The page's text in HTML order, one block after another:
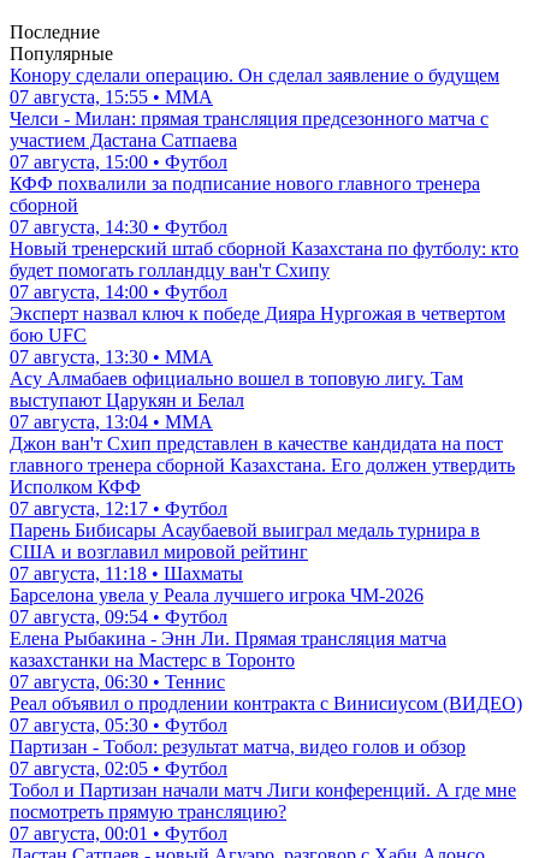
Последние
Популярные
Конору сделали операцию. Он сделал заявление о будущем
07 августа, 15:55 • ММА
Челси - Милан: прямая трансляция предсезонного матча с
участием Дастана Сатпаева
07 августа, 15:00 • Футбол
КФФ похвалили за подписание нового главного тренера
сборной
07 августа, 14:30 • Футбол
Новый тренерский штаб сборной Казахстана по футболу: кто
будет помогать голландцу ван'т Схипу
07 августа, 14:00 • Футбол
Эксперт назвал ключ к победе Дияра Нургожая в четвертом
бою UFC
07 августа, 13:30 • ММА
Асу Алмабаев официально вошел в топовую лигу. Там
выступают Царукян и Белал
07 августа, 13:04 • ММА
Джон ван'т Схип представлен в качестве кандидата на пост
главного тренера сборной Казахстана. Его должен утвердить
Исполком КФФ
07 августа, 12:17 • Футбол
Парень Бибисары Асаубаевой выиграл медаль турнира в
США и возглавил мировой рейтинг
07 августа, 11:18 • Шахматы
Барселона увела у Реала лучшего игрока ЧМ-2026
07 августа, 09:54 • Футбол
Елена Рыбакина - Энн Ли. Прямая трансляция матча
казахстанки на Мастерс в Торонто
07 августа, 06:30 • Теннис
Реал объявил о продлении контракта с Винисиусом (ВИДЕО)
07 августа, 05:30 • Футбол
Партизан - Тобол: результат матча, видео голов и обзор
07 августа, 02:05 • Футбол
Тобол и Партизан начали матч Лиги конференций. А где мне
посмотреть прямую трансляцию?
07 августа, 00:01 • Футбол